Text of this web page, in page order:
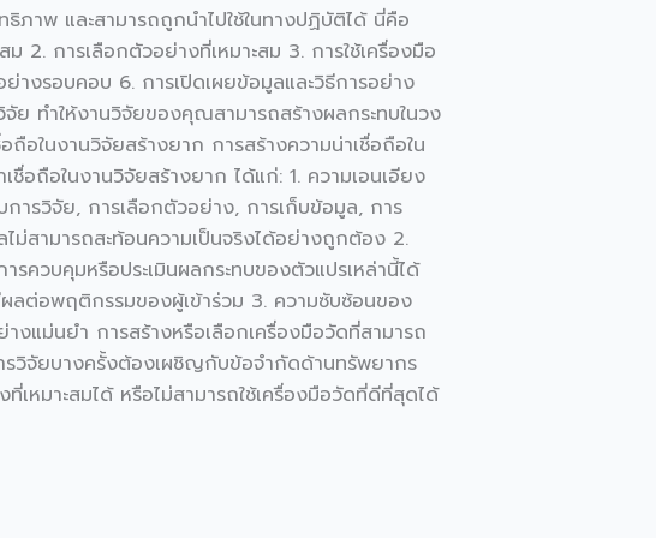
ภาพ และสามารถถูกนำไปใช้ในทางปฏิบัติได้ นี่คือ
2. การเลือกตัวอย่างที่เหมาะสม 3. การใช้เครื่องมือ
างรอบคอบ 6. การเปิดเผยข้อมูลและวิธีการอย่าง
ย ทำให้งานวิจัยของคุณสามารถสร้างผลกระทบในวง
ถือในงานวิจัยสร้างยาก การสร้างความน่าเชื่อถือใน
อถือในงานวิจัยสร้างยาก ได้แก่: 1. ความเอนเอียง
ารวิจัย, การเลือกตัวอย่าง, การเก็บข้อมูล, การ
ม่สามารถสะท้อนความเป็นจริงได้อย่างถูกต้อง 2.
วบคุมหรือประเมินผลกระทบของตัวแปรเหล่านี้ได้
ลต่อพฤติกรรมของผู้เข้าร่วม 3. ความซับซ้อนของ
แม่นยำ การสร้างหรือเลือกเครื่องมือวัดที่สามารถ
รวิจัยบางครั้งต้องเผชิญกับข้อจำกัดด้านทรัพยากร
หมาะสมได้ หรือไม่สามารถใช้เครื่องมือวัดที่ดีที่สุดได้